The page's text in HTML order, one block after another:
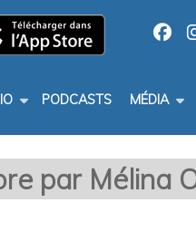
PODCASTS MÉDIA
par Mélina